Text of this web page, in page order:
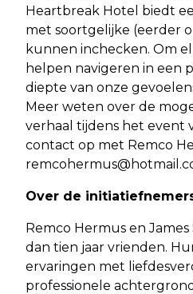
Heartbreak Hotel biedt
met soortgelijke (eerder
kunnen inchecken. Om
helpen navigeren in een
diepte van onze
Meer weten over de
verhaal tijdens het event
contact op met Remco
Over de
Remco Hermus en
dan tien jaar vrienden.
ervaringen met
professionele